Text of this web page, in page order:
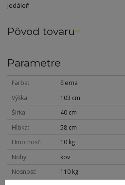
jedáleň
Pôvod tovaru
Parametre
Farba
čierna
Výška
103 cm
Šírka
40 cm
Hĺbka
58 cm
Hmotnosť
10 kg
Nohy
kov
Nosnosť
110 kg